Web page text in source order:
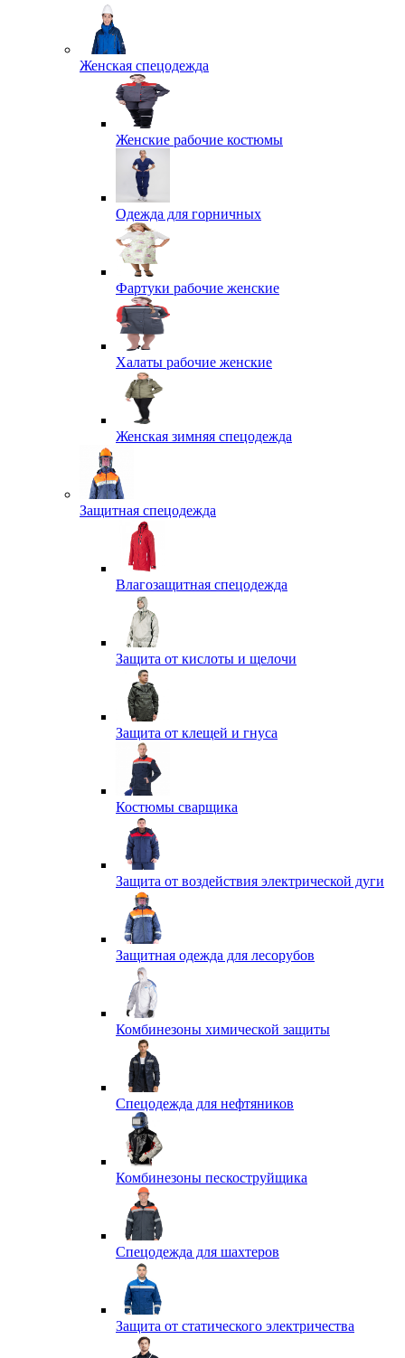
Женская спецодежда
Женские рабочие костюмы
Одежда для горничных
Фартуки рабочие женские
Халаты рабочие женские
Женская зимняя спецодежда
Защитная спецодежда
Влагозащитная спецодежда
Защита от кислоты и щелочи
Защита от клещей и гнуса
Костюмы сварщика
Защита от воздействия электрической дуги
Защитная одежда для лесорубов
Комбинезоны химической защиты
Спецодежда для нефтяников
Комбинезоны пескоструйщика
Спецодежда для шахтеров
Защита от статического электричества